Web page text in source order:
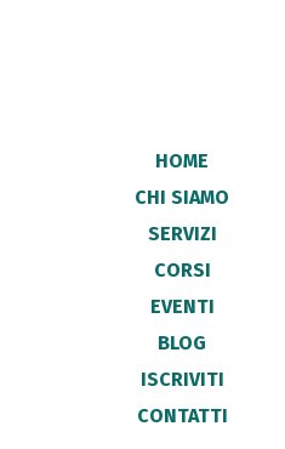
HOME
CHI SIAMO
SERVIZI
CORSI
EVENTI
BLOG
ISCRIVITI
CONTATTI